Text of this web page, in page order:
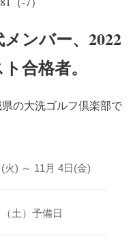
ンバー、2022
合格者。
の大洗ゴルフ倶楽部で
火) ～ 11月 4日(金)
土）予備日